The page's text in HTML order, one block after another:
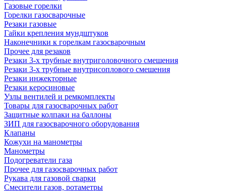
Газовые горелки
Горелки газосварочные
Резаки газовые
Гайки крепления мундштуков
Наконечники к горелкам газосварочным
Прочее для резаков
Резаки 3-х трубные внутриголовочного смешения
Резаки 3-х трубные внутрисоплового смешения
Резаки инжекторные
Резаки керосиновые
Узлы вентилей и ремкомплекты
Товары для газосварочных работ
Защитные колпаки на баллоны
ЗИП для газосварочного оборудования
Клапаны
Кожухи на манометры
Манометры
Подогреватели газа
Прочее для газосварочных работ
Рукава для газовой сварки
Смесители газов, ротаметры